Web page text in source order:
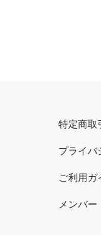
特定商取
プライバ
ご利用ガ
メンバー